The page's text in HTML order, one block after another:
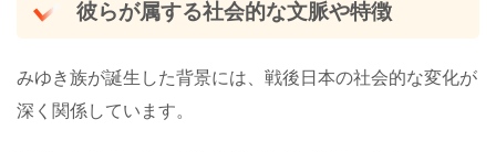
彼らが属する社会的な文脈や特徴
みゆき族が誕生した背景には、戦後日本の社会的な変化が
深く関係しています。